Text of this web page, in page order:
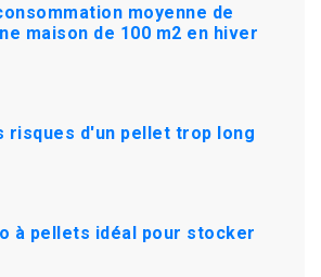
moyenne de
maison de 100 m2 en hiver
risques d'un pellet trop long
à pellets idéal pour stocker